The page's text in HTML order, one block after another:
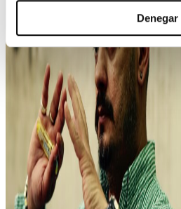
Denegar